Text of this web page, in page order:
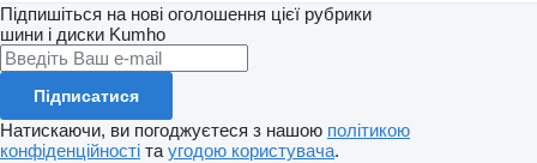
Підпишіться на нові оголошення цієї рубрики
шини і диски Kumho
Підписатися
Натискаючи, ви погоджуєтеся з нашою політикою
конфіденційності та угодою користувача.